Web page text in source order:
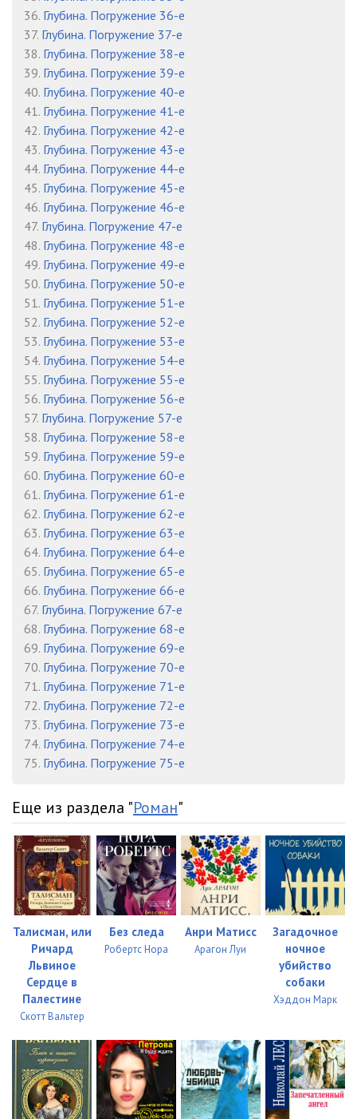
36. Глубина. Погружение 36-е
37. Глубина. Погружение 37-е
38. Глубина. Погружение 38-е
39. Глубина. Погружение 39-е
40. Глубина. Погружение 40-е
41. Глубина. Погружение 41-е
42. Глубина. Погружение 42-е
43. Глубина. Погружение 43-е
44. Глубина. Погружение 44-е
45. Глубина. Погружение 45-е
46. Глубина. Погружение 46-е
47. Глубина. Погружение 47-е
48. Глубина. Погружение 48-е
49. Глубина. Погружение 49-е
50. Глубина. Погружение 50-е
51. Глубина. Погружение 51-е
52. Глубина. Погружение 52-е
53. Глубина. Погружение 53-е
54. Глубина. Погружение 54-е
55. Глубина. Погружение 55-е
56. Глубина. Погружение 56-е
57. Глубина. Погружение 57-е
58. Глубина. Погружение 58-е
59. Глубина. Погружение 59-е
60. Глубина. Погружение 60-е
61. Глубина. Погружение 61-е
62. Глубина. Погружение 62-е
63. Глубина. Погружение 63-е
64. Глубина. Погружение 64-е
65. Глубина. Погружение 65-е
66. Глубина. Погружение 66-е
67. Глубина. Погружение 67-е
68. Глубина. Погружение 68-е
69. Глубина. Погружение 69-е
70. Глубина. Погружение 70-е
71. Глубина. Погружение 71-е
72. Глубина. Погружение 72-е
73. Глубина. Погружение 73-е
74. Глубина. Погружение 74-е
75. Глубина. Погружение 75-е
Еще из раздела "Роман"
Талисман, или
Ричард
Львиное
Сердце в
Палестине
Скотт Вальтер
Без следа
Робертс Нора
Анри Матисс
Арагон Луи
Загадочное
ночное
убийство
собаки
Хэддон Марк